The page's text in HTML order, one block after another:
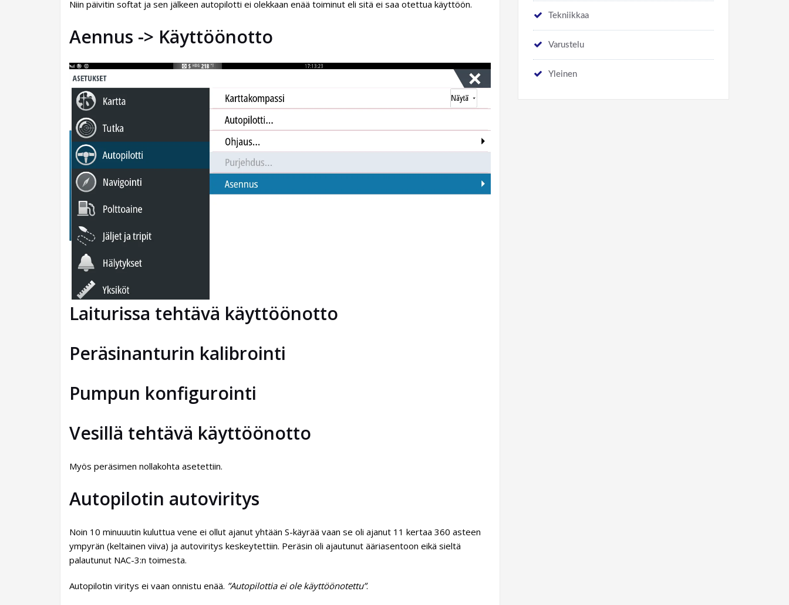
Niin päivitin softat ja sen jälkeen autopilotti ei olekkaan enää toiminut eli sitä ei saa otettua käyttöön.
Aennus -> Käyttöönotto
Laiturissa tehtävä käyttöönotto
Peräsinanturin kalibrointi
Pumpun konfigurointi
Vesillä tehtävä käyttöönotto
Myös peräsimen nollakohta asetettiin.
Autopilotin autoviritys
Noin 10 minuuutin kuluttua vene ei ollut ajanut yhtään S-käyrää vaan se oli ajanut 11 kertaa 360 asteen
ympyrän (keltainen viiva) ja autoviritys keskeytettiin. Peräsin oli ajautunut ääriasentoon eikä sieltä
palautunut NAC-3:n toimesta.
Autopilotin viritys ei vaan onnistu enää. ”Autopilottia ei ole käyttöönotettu”.
Tekniikkaa
Varustelu
Yleinen